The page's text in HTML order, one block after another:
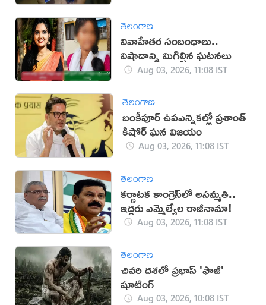
తెలంగాణ
వివాహేతర సంబంధాలు..
విషాదాన్ని మిగిల్చిన ఘటనలు
Aug 03, 2026, 11:08 IST
తెలంగాణ
బంకీపూర్ ఉపఎన్నికల్లో ప్రశాంత్
కిషోర్ ఘన విజయం
Aug 03, 2026, 11:08 IST
తెలంగాణ
కర్ణాటక కాంగ్రెస్‌లో అసమ్మతి..
ఇద్దరు ఎమ్మెల్యేల రాజీనామా!
Aug 03, 2026, 11:08 IST
తెలంగాణ
చివరి దశలో ప్రభాస్ 'ఫౌజీ'
షూటింగ్
Aug 03, 2026, 10:08 IST